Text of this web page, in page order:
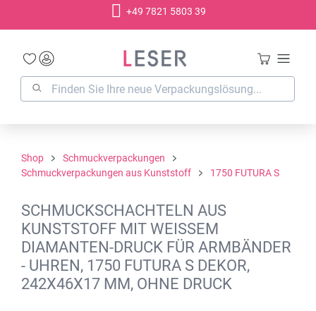
+49 7821 5803 39
Shop
Schmuckverpackungen
Schmuckverpackungen aus Kunststoff
1750 FUTURA S
SCHMUCKSCHACHTELN AUS
KUNSTSTOFF MIT WEISSEM D
IAMANTEN-DRUCK FÜR ARMBÄNDER -
UHREN, 1750 FUTURA S DEKOR, 2
42X46X17 MM, OHNE DRUCK